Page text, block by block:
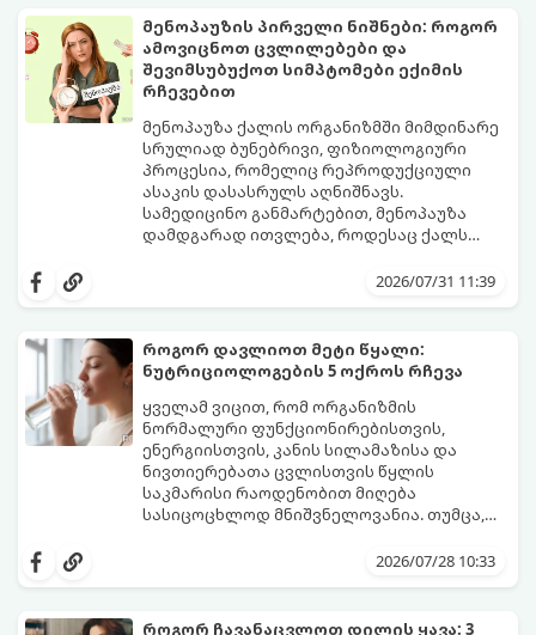
მენოპაუზის პირველი ნიშნები: როგორ
ამოვიცნოთ ცვლილებები და
შევიმსუბუქოთ სიმპტომები ექიმის
რჩევებით
მენოპაუზა ქალის ორგანიზმში მიმდინარე
სრულიად ბუნებრივი, ფიზიოლოგიური
პროცესია, რომელიც რეპროდუქციული
ასაკის დასასრულს აღნიშნავს.
სამედიცინო განმარტებით, მენოპაუზა
დამდგარად ითვლება, როდესაც ქალს
ცვლილებები ამ მომენტამდე ბევრად ადრე
საშუალოდ 40-დან 50 წლამდე ასაკში იწყება
და შესაძლოა 4-დან 8 წლამდე
გაგრძელდეს).
იმისათვის, რომ ეს პერიოდი შფოთვის
გარეშე გაიაროთ, მნიშვნელოვანია
იცოდეთ, რა სიგნალებს გზავნის ორგანიზმი
და როგორ შეიმსუბუქოთ მდგომარეობა
მეან-გინეკოლოგებისა და
ნუტრიციოლოგების რეკომენდაციებით.
2026/07/31 11:39
როგორ დავლიოთ მეტი წყალი:
ნუტრიციოლოგების 5 ოქროს რჩევა
ყველამ ვიცით, რომ ორგანიზმის
ნორმალური ფუნქციონირებისთვის,
ენერგიისთვის, კანის სილამაზისა და
ნივთიერებათა ცვლისთვის წყლის
საკმარისი რაოდენობით მიღება
სასიცოცხლოდ მნიშვნელოვანია. თუმცა,
უბრალოდ ჩვევის არქონის გამო, დღის
გამოწვევად რჩება.
დალევა ან მისი გემო მოსაწყენი
დაგეხმარებათ, წყლის სმა
2026/07/28 10:33
როგორ ჩავანაცვლოთ დილის ყავა: 3